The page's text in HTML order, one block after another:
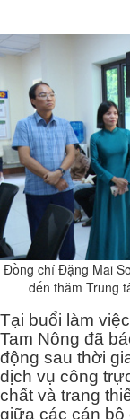
Đồng chí Đặng Mai
đến thăm Trung
Tại buổi làm
Tam Nông đã
động sau thời
dịch vụ công
chất và trang
giữa các cán bộ